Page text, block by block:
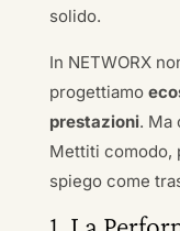
solido.
In NETWORX
progettiamo
prestazioni. Ma
Mettiti comodo,
spiego come